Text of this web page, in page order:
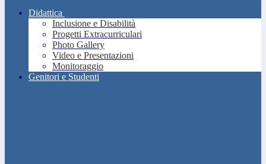
Didattica
Inclusione e Disabilità
Progetti Extracurriculari
Photo Gallery
Video e Presentazioni
Monitoraggio
Genitori e Studenti